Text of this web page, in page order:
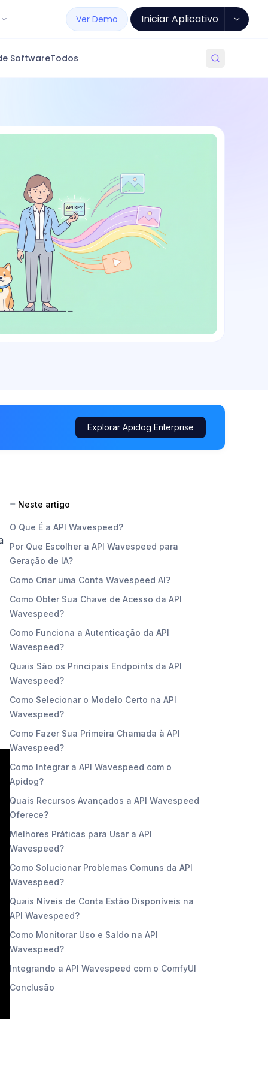
Ver Demo Iniciar Aplicativo
SoftwareTodos
Explorar Apidog Enterprise
Neste artigo
O Que É a API Wavespeed?
Por Que Escolher a API Wavespeed para
Geração de IA?
Como Criar uma Conta Wavespeed AI?
Como Obter Sua Chave de Acesso da API
Wavespeed?
Como Funciona a Autenticação da API
Wavespeed?
Quais São os Principais Endpoints da API
Wavespeed?
Como Selecionar o Modelo Certo na API
Wavespeed?
Como Fazer Sua Primeira Chamada à API
Wavespeed?
Como Integrar a API Wavespeed com o
Apidog?
Quais Recursos Avançados a API Wavespeed
Oferece?
Melhores Práticas para Usar a API
Wavespeed?
Como Solucionar Problemas Comuns da API
Wavespeed?
Quais Níveis de Conta Estão Disponíveis na
API Wavespeed?
Como Monitorar Uso e Saldo na API
Wavespeed?
Integrando a API Wavespeed com o ComfyUI
Conclusão